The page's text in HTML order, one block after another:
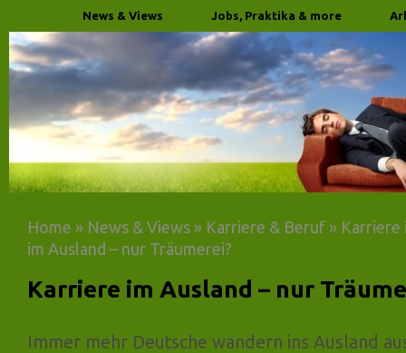
News & Views Jobs, Praktika & more
Home » News & Views » Karriere & Beruf » Karriere
im Ausland – nur Träumerei?
Karriere im Ausland – nur
Immer mehr Deutsche wandern ins Ausland